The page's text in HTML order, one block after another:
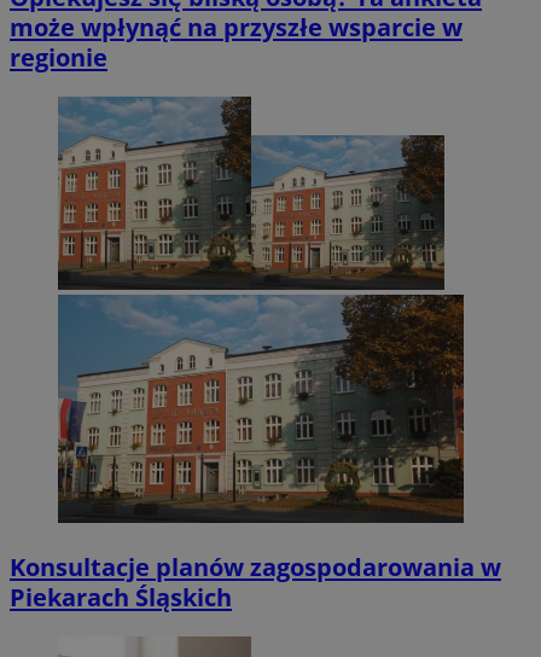
może wpłynąć na przyszłe wsparcie w
regionie
Konsultacje planów zagospodarowania w
Piekarach Śląskich